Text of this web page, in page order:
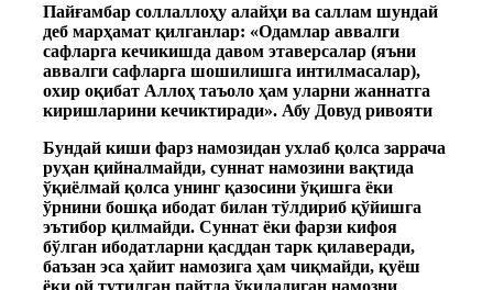
Пайғамбар соллаллоҳу алайҳи ва саллам шундай
деб марҳамат қилганлар: «Одамлар аввалги
сафларга кечикишда давом этаверсалар (яъни
аввалги сафларга шошилишга интилмасалар),
охир оқибат Аллоҳ таъоло ҳам уларни жаннатга
киришларини кечиктиради». Абу Довуд ривояти
Бундай киши фарз намозидан ухлаб қолса заррача
руҳан қийналмайди, суннат намозини вақтида
ўқиёлмай қолса унинг қазосини ўқишга ёки
ўрнини бошқа ибодат билан тўлдириб қўйишга
эътибор қилмайди. Суннат ёки фарзи кифоя
бўлган ибодатларни қасддан тарк қилаверади,
баъзан эса ҳайит намозига ҳам чиқмайди, қуёш
ёки ой тутилган пайтда ўқиладиган намозни